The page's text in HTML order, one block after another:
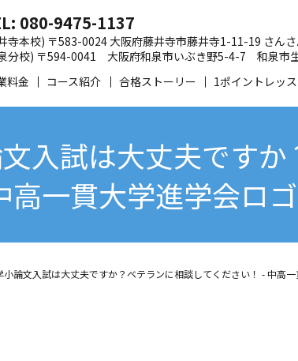
料金 コース紹介 合格ストーリー 1ポイントレッ
080-9475-1137
寺本校) 〒583-0024 大阪府藤井寺市藤井寺1-11-19 さん
分校) 〒594-0041 大阪府和泉市いぶき野5-4-7 和泉市
入試は大丈夫です
高一貫大学進学会ロ
論文入試は大丈夫ですか？ベテランに相談してください！ - 中高